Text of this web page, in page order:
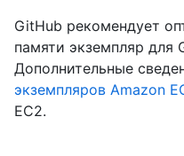
GitHub рекомендует
памяти экземпляр для
Дополнительные
экземпляров Amazon
EC2.